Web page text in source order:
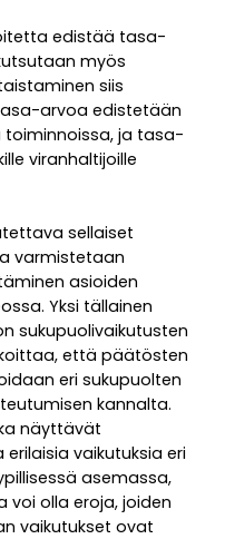
edistää tasa-
myös
siis
arvoa edistetään
toiminnoissa, ja tasa-
viranhaltijoille
sellaiset
varmistetaan
asioiden
Yksi tällainen
sukupuolivaikutusten
että päätösten
eri sukupuolten
kannalta.
näyttävät
vaikutuksia eri
asemassa,
voi olla eroja, joiden
vaikutukset ovat